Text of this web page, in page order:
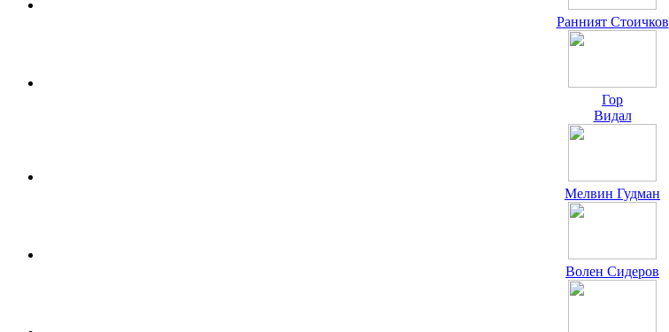
Ранният Стоичков
Гор
Видал
Мелвин Гудман
Волен Сидеров